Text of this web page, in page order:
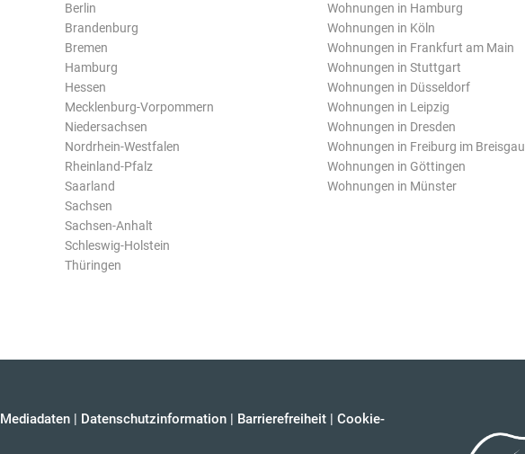
Berlin
Brandenburg
Bremen
Hamburg
Hessen
Mecklenburg-Vorpommern
Niedersachsen
Nordrhein-Westfalen
Rheinland-Pfalz
Saarland
Sachsen
Sachsen-Anhalt
Schleswig-Holstein
Thüringen
Wohnungen in Hamburg
Wohnungen in Köln
Wohnungen in Frankfurt am Main
Wohnungen in Stuttgart
Wohnungen in Düsseldorf
Wohnungen in Leipzig
Wohnungen in Dresden
Wohnungen in Freiburg im Breisgau
Wohnungen in Göttingen
Wohnungen in Münster
Mediadaten | Datenschutzinformation | Barrierefreiheit | Cookie-